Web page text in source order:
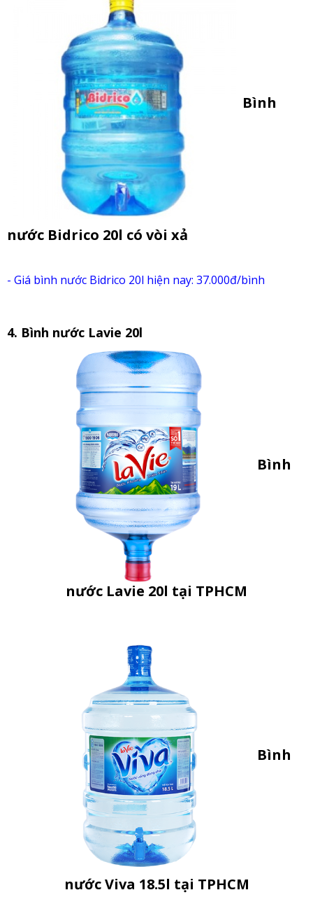
Bình
nước Bidrico 20l có vòi xả
- Giá bình nước Bidrico 20l hiện nay: 37.000đ/bình
4. Bình nước Lavie 20l
Bình
nước Lavie 20l tại TPHCM
Bình
nước Viva 18.5l tại TPHCM